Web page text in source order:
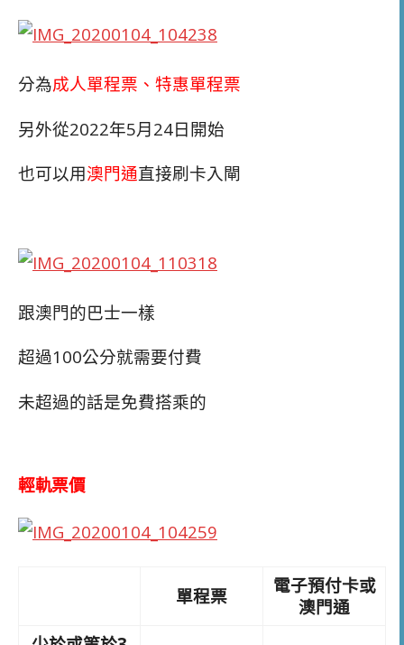
分為成人單程票、特惠單程票
另外從2022年5月24日開始
也可以用澳門通直接刷卡入閘
跟澳門的巴士一樣
超過100公分就需要付費
未超過的話是免費搭乘的
輕軌票價
單程票
電子預付卡或
澳門通